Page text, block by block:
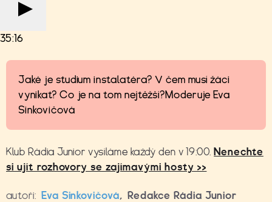
35:16
Jaké je studium instalatéra? V čem musí žáci
vynikat? Co je na tom nejtěžší?Moderuje Eva
Sinkovičová
Klub Rádia Junior vysíláme každý den v 19:00.Nenechte
si ujít rozhovory se zajímavými hosty >>
autoři: Eva Sinkovičová, Redakce Rádia Junior